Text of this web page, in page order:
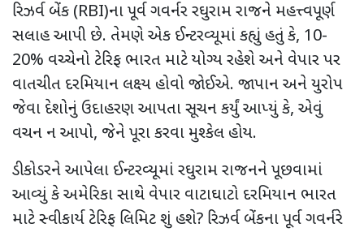
રિઝર્વ બેંક (RBI)ના પૂર્વ ગવર્નર રઘુરામ રાજને મહત્ત્વપૂર્ણ
સલાહ આપી છે. તેમણે એક ઈન્ટરવ્યૂમાંકહ્યું હતું કે, 10-
20% વચ્ચેનો ટેરિફ ભારત માટે યોગ્ય રહેશે અને વેપાર પર
વાતચીત દરમિયાન લક્ષ્ય હોવો જોઈએ. જાપાન અને યુરોપ
જેવા દેશોનું ઉદાહરણ આપતાસૂચન કર્યું આપ્યું કે, એવું
વચન ન આપો, જેને પૂરા કરવા મુશ્કેલ હોય.
ડીકોડરને આપેલા ઈન્ટરવ્યૂમાંરઘુરામ રાજનને પૂછવામાં
આવ્યું કે અમેરિકા સાથે વેપાર વાટાઘાટો દરમિયાન ભારત
માટે સ્વીકાર્ય ટેરિફ લિમિટ શું હશે? રિઝર્વ બેંકના પૂર્વ ગવર્નરે